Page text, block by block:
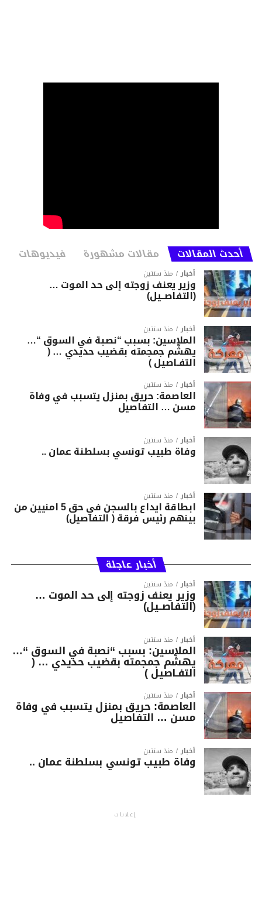
أحدث المقالات مقالات مشهورة فيديوهات
أخبار منذ سنتين
وزير يعنف زوجته إلى حد الموت …
(التفاصــيل)
أخبار منذ سنتين
الملاسين: بسبب “نصبة في السوق “…
يهشّم جمجمته بقضيب حديدي … (
التفـاصيل )
أخبار منذ سنتين
العاصمة: حريق بمنزل يتسبب في وفاة
مسن … التفاصيل
أخبار منذ سنتين
وفاة طبيب تونسي بسلطنة عمان ..
أخبار منذ سنتين
ابطاقة ايداع بالسجن في حق 5 امنيين من
بينهم رئيس فرقة ( التفاصيل)
أخبار عاجلة
أخبار منذ سنتين
وزير يعنف زوجته إلى حد الموت …
(التفاصــيل)
أخبار منذ سنتين
الملاسين: بسبب “نصبة في السوق “…
يهشّم جمجمته بقضيب حديدي … (
التفـاصيل )
أخبار منذ سنتين
العاصمة: حريق بمنزل يتسبب في وفاة
مسن … التفاصيل
أخبار منذ سنتين
وفاة طبيب تونسي بسلطنة عمان ..
إعلانات